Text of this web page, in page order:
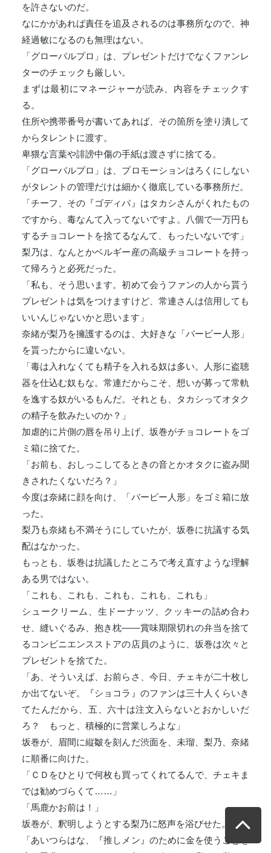
を許さないのだ。
なにかがあれば責任を追及されるのは事務所なので、神
経過敏になるのも無理はない。
「グローバルプロ」は、プレゼントだけでなくファンレ
ターのチェックも厳しい。
まずは最初にマネージャーが読み、内容をチェックす
る。
住所や携帯番号が書いてあれば、その箇所を塗り潰して
からタレントに渡す。
卑猥な言葉や誹謗中傷の手紙は渡さずに捨てる。
「グローバルプロ」は、プロモーションはろくにしない
がタレントの管理だけは細かく徹底している事務所だ。
「チーフ、その『ゴディバ』はタカシさんがくれたもの
ですから、毒なんて入ってないですよ。八個で一万円も
するチョコレートを捨てるなんて、もったいないです」
梨乃は、なんとかベルギー産の高級チョコレートを持っ
て帰ろうと必死だった。
「私も、そう思います。初めて会うファンの人から貰う
プレゼントは気をつけますけど、常連さんは信用しても
いいんじゃないかと思います」
奈緒が梨乃を擁護するのは、大好きな「バービー人形」
を貰ったからに違いない。
「毒は入れなくても精子を入れる奴は多い。人形に盗聴
器を仕込む奴もな。常連だからこそ、想いが募って常軌
を逸する奴がいるもんだ。それとも、タカシってオタク
の精子を飲みたいのか？」
加虐的に片側の唇を吊り上げ、坂巻がチョコレートをゴ
ミ箱に捨てた。
「お前も、おしっこしてるときの音とかオタクに盗み聞
きされたくないだろ？」
今度は奈緒に顔を向け、「バービー人形」をゴミ箱に放
った。
梨乃も奈緒も不満そうにしていたが、坂巻に抗議する気
配はなかった。
もっとも、坂巻は抗議したところで考え直すような理解
ある男ではない。
「これも、これも、これも、これも、これも」
シュークリーム、生ドーナッツ、クッキーの詰め合わ
せ、縫いぐるみ、抱き枕――賞味期限切れの弁当を捨て
るコンビニエンスストアの店員のように、坂巻は次々と
プレゼントを捨てた。
「あ、そういえば、お前らさ、今日、チェキが二十枚し
か出てないぞ。『ショコラ』のファンは三十人くらいき
てたんだから、五、六十は注文入らないとおかしいだ
ろ？ もっと、積極的に営業しろよな」
坂巻が、眉間に縦皺を刻んだ渋面を、未瑠、梨乃、奈緒
に順番に向けた。
「ＣＤをひとりで何枚も買ってくれてるんで、チェキま
では勧めづらくて……」
「馬鹿かお前は！」
坂巻が、釈明しようとする梨乃に怒声を浴びせた。
「あいつらはな、『推しメン』のために金を使うことを